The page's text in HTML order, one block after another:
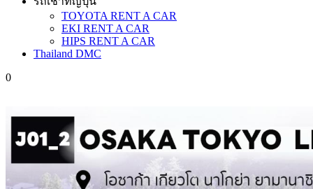
TOYOTA RENT A CAR
EKI RENT A CAR
HIPS RENT A CAR
Thailand DMC
0